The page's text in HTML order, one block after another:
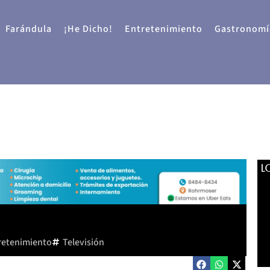
Farándula ¡He Dicho! Entretenimiento
Televisión